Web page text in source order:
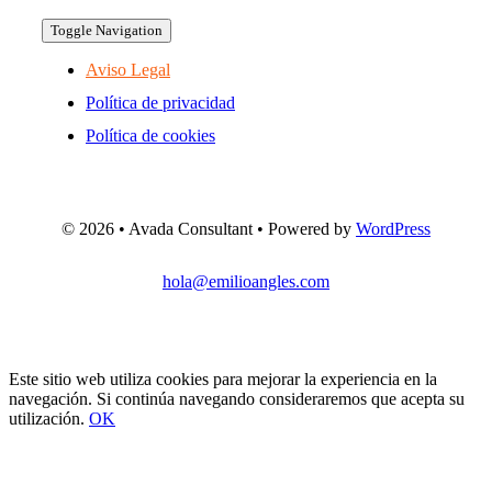
Toggle Navigation
Aviso Legal
Política de privacidad
Política de cookies
© 2026 • Avada Consultant • Powered by WordPress
hola@emilioangles.com
Este sitio web utiliza cookies para mejorar la experiencia en la
navegación. Si continúa navegando consideraremos que acepta su
utilización. OK